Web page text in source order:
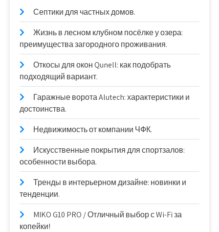
Септики для частных домов.
Жизнь в лесном клубном посёлке у озера:
преимущества загородного проживания.
Откосы для окон Qunell: как подобрать
подходящий вариант.
Гаражные ворота Alutech: характеристики и
достоинства.
Недвижимость от компании ЧФК.
Искусственные покрытия для спортзалов:
особенности выбора.
Тренды в интерьерном дизайне: новинки и
тенденции.
MIKO G10 PRO / Отличный выбор с Wi-Fi за
копейки!